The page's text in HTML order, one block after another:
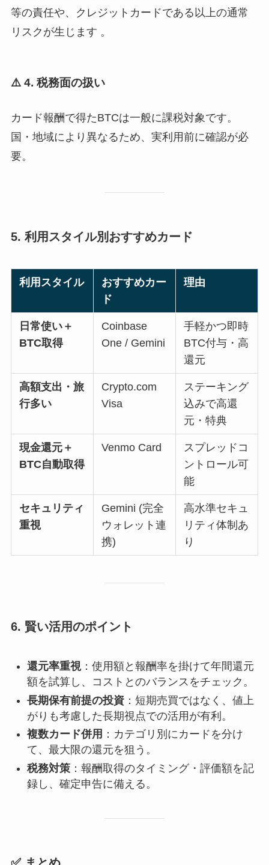
等の責任や、クレジットカードである以上の通常
リスクが生じます 。
⚠️ 4. 税務面の扱い
カード報酬で得たBTCは一般に課税対象です。
国・地域により異なるため、実利用前に確認が必
要。
5. 利用スタイル別おすすめカード
利用スタイル
おすすめカー
ド
理由
日常使い＋
BTC取得
Coinbase
One / Gemini
手軽かつ即時
BTC付与・高
還元
高額支出・旅
行多い
Crypto.com
Visa
ステーキング
込みで高還
元・特典
現金還元＋
BTC自動取得
Venmo Card
スプレッドコ
ントロール可
能
セキュリティ
重視
Gemini (完全
ウォレット連
携)
高水準セキュ
リティ体制あ
り
6. 賢い活用のポイント
還元率重視：使用額と報酬率を掛けて年間還元
額を試算し、コストとのバランスをチェック。
長期保有前提の投資：短期売買ではなく、値上
がりも考慮した長期視点での活用が有利。
複数カード併用 ：カテゴリ別にカードを分け
て、最大限の還元を狙う。
税務対策：報酬取得のタイミング・評価額を記
録し、確定申告に備える。
✅ まとめ